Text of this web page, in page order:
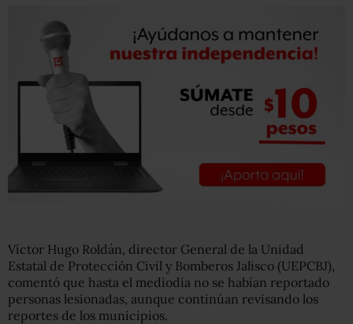
Víctor Hugo Roldán, director General de la Unidad
Estatal de Protección Civil y Bomberos Jalisco (UEPCBJ),
comentó que hasta el mediodía no se habían reportado
personas lesionadas, aunque continúan revisando los
reportes de los municipios.